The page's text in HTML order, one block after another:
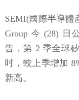
SEMI(國際半導體
Group 今 (28) 日
告，第 2 季全球
吋，較上季增加
新高。